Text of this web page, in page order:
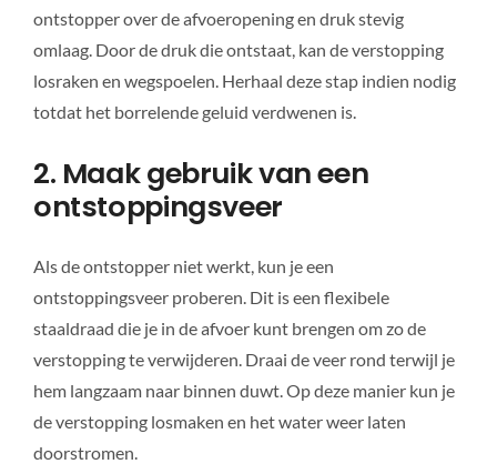
ontstopper over de afvoeropening en druk stevig
omlaag. Door de druk die ontstaat, kan de verstopping
losraken en wegspoelen. Herhaal deze stap indien nodig
totdat het borrelende geluid verdwenen is.
2. Maak gebruik van een
ontstoppingsveer
Als de ontstopper niet werkt, kun je een
ontstoppingsveer proberen. Dit is een flexibele
staaldraad die je in de afvoer kunt brengen om zo de
verstopping te verwijderen. Draai de veer rond terwijl je
hem langzaam naar binnen duwt. Op deze manier kun je
de verstopping losmaken en het water weer laten
doorstromen.